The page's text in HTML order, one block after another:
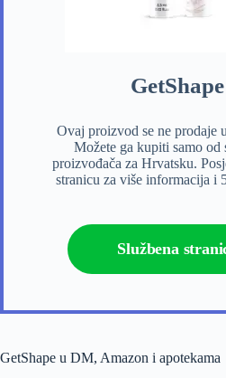
GetShape
Ovaj proizvod se ne prodaje
Možete ga kupiti samo od
proizvođača za Hrvatsku.
stranicu za više informacija i
Službena
GetShape u DM, Amazon i apotekama